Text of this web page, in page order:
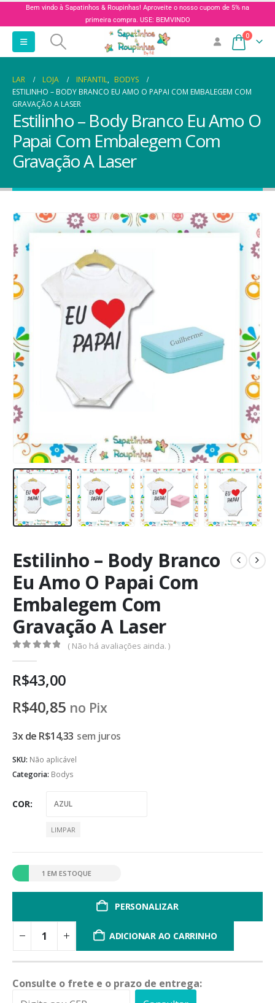
Bem vindo à Sapatinhos & Roupinhas! Aproveite o nosso cupom de 5% na
primeira compra. USE: BEMVINDO
0
LAR LOJA INFANTIL, BODYS
ESTILINHO – BODY BRANCO EU AMO O PAPAI COM EMBALEGEM COM
GRAVAÇÃO A LASER
Estilinho – Body Branco Eu Amo O
Papai Com Embalegem Com
Gravação A Laser
Estilinho – Body Branco
Eu Amo O Papai Com
Embalegem Com
Gravação A Laser
( Não há avaliações ainda. )
R$43,00
R$40,85 no Pix
3x de R$14,33 sem juros
SKU: Não aplicável
Categoria: Bodys
COR
LIMPAR
1 EM ESTOQUE
PERSONALIZAR
ADICIONAR AO CARRINHO
Consulte o frete e o prazo de entrega: